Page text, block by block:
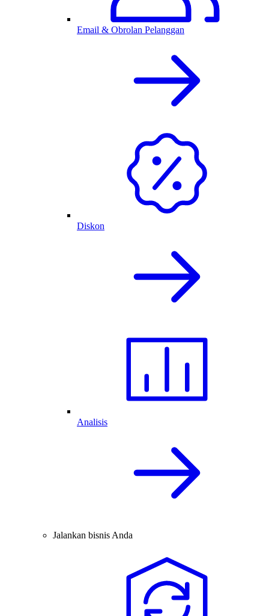
Email & Obrolan Pelanggan
Diskon
Analisis
Jalankan bisnis Anda